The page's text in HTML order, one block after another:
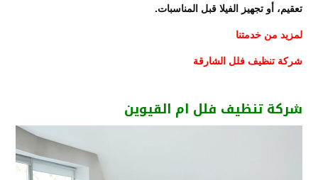
تعقيم، أو تجهيز الفيلا قبل المناسبات.
لمزيد من خدمتنا
شركة تنظيف فلل الشارقة
شركة تنظيف فلل ام القيوين